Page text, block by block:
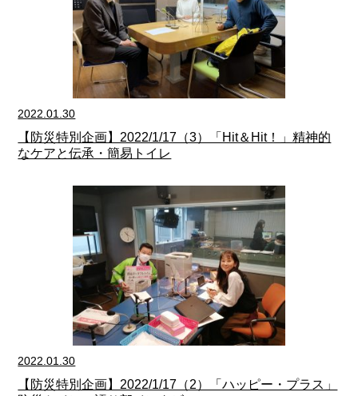
2022.01.30
【防災特別企画】2022/1/17（3）「Hit＆Hit！」精神的
なケアと伝承・簡易トイレ
2022.01.30
【防災特別企画】2022/1/17（2）「ハッピー・プラス」